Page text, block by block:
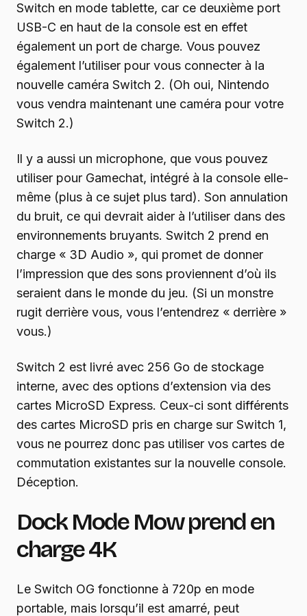
Switch en mode tablette, car ce deuxième port
USB-C en haut de la console est en effet
également un port de charge. Vous pouvez
également l’utiliser pour vous connecter à la
nouvelle caméra Switch 2. (Oh oui, Nintendo
vous vendra maintenant une caméra pour votre
Switch 2.)
Il y a aussi un microphone, que vous pouvez
utiliser pour Gamechat, intégré à la console elle-
même (plus à ce sujet plus tard). Son annulation
du bruit, ce qui devrait aider à l’utiliser dans des
environnements bruyants. Switch 2 prend en
charge « 3D Audio », qui promet de donner
l’impression que des sons proviennent d’où ils
seraient dans le monde du jeu. (Si un monstre
rugit derrière vous, vous l’entendrez « derrière »
vous.)
Switch 2 est livré avec 256 Go de stockage
interne, avec des options d’extension via des
cartes MicroSD Express. Ceux-ci sont différents
des cartes MicroSD pris en charge sur Switch 1,
vous ne pourrez donc pas utiliser vos cartes de
commutation existantes sur la nouvelle console.
Déception.
Dock Mode Mow prend en
charge 4K
Le Switch OG fonctionne à 720p en mode
portable, mais lorsqu’il est amarré, peut